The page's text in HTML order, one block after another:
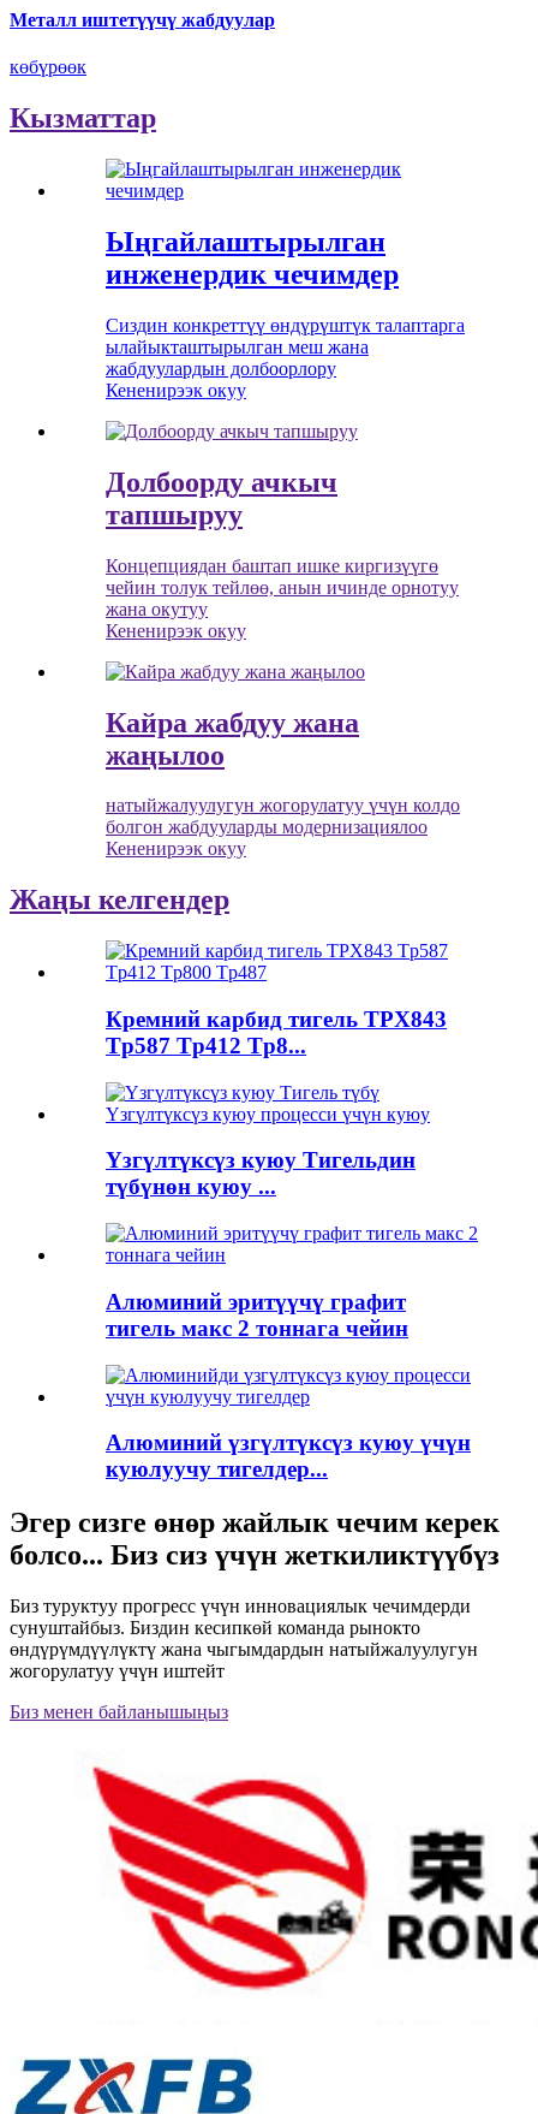
Металл иштетүүчү жабдуулар
көбүрөөк
Кызматтар
Ыңгайлаштырылган
инженердик чечимдер
Сиздин конкреттүү өндүрүштүк талаптарга
ылайыкташтырылган меш жана
жабдуулардын долбоорлору
Кененирээк окуу
Долбоорду ачкыч
тапшыруу
Концепциядан баштап ишке киргизүүгө
чейин толук тейлөө, анын ичинде орнотуу
жана окутуу
Кененирээк окуу
Кайра жабдуу жана
жаңылоо
натыйжалуулугун жогорулатуу үчүн колдо
болгон жабдууларды модернизациялоо
Кененирээк окуу
Жаңы келгендер
Кремний карбид тигель TPX843
Tp587 Tp412 Tp8...
Үзгүлтүксүз куюу Тигельдин
түбүнөн куюу ...
Алюминий эритүүчү графит
тигель макс 2 тоннага чейин
Алюминий үзгүлтүксүз куюу үчүн
куюлуучу тигелдер...
Эгер сизге өнөр жайлык чечим керек
болсо... Биз сиз үчүн жеткиликтүүбүз
Биз туруктуу прогресс үчүн инновациялык чечимдерди
сунуштайбыз. Биздин кесипкөй команда рынокто
өндүрүмдүүлүктү жана чыгымдардын натыйжалуулугун
жогорулатуу үчүн иштейт
Биз менен байланышыңыз